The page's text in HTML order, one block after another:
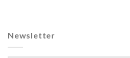
Newsletter